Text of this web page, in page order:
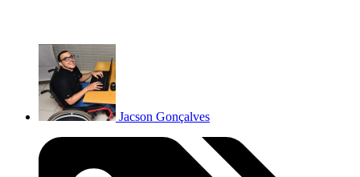
Jacson Gonçalves